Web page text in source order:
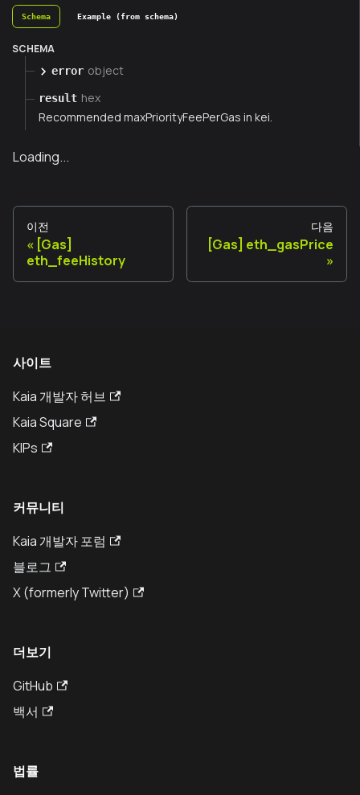
Schema Example (from schema)
SCHEMA
error object
result hex
Recommended maxPriorityFeePerGas in kei.
Loading...
이전
[Gas]
eth_feeHistory
다음
[Gas] eth_gasPrice
사이트
Kaia 개발자 허브
Kaia Square
KIPs
커뮤니티
Kaia 개발자 포럼
블로그
X (formerly Twitter)
더보기
GitHub
백서
법률